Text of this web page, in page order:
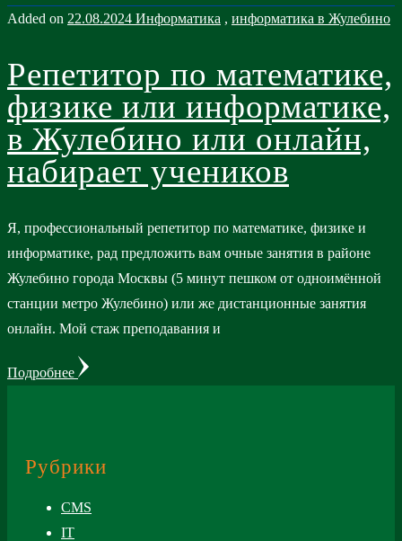
Added on 22.08.2024 Информатика , информатика в Жулебино
Репетитор по математике,
физике или информатике,
в Жулебино или онлайн,
набирает учеников
Я, профессиональный репетитор по математике, физике и
информатике, рад предложить вам очные занятия в районе
Жулебино города Москвы (5 минут пешком от одноимённой
станции метро Жулебино) или же дистанционные занятия
онлайн. Мой стаж преподавания и
Подробнее
Рубрики
CMS
IT